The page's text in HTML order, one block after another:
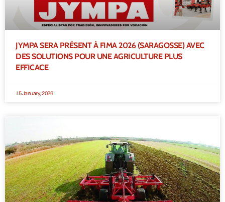
JYMPA SERA PRÉSENT À FIMA 2026 (SARAGOSSE) AVEC
DES SOLUTIONS POUR UNE AGRICULTURE PLUS
EFFICACE
15 January, 2026